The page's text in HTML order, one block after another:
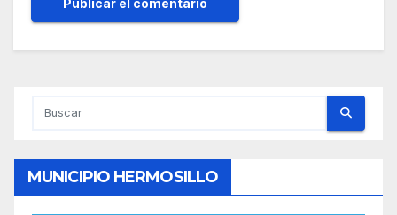
MUNICIPIO HERMOSILLO